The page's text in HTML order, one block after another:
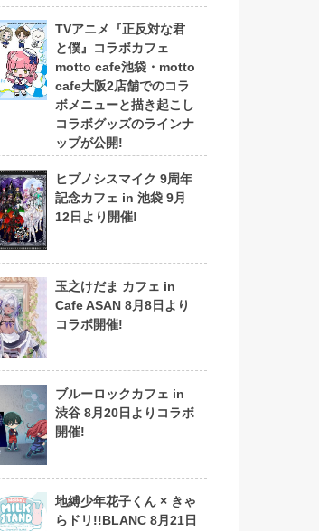
TVアニメ『正反対な君
と僕』コラボカフェ
motto cafe池袋・motto
cafe大阪2店舗でのコラ
ボメニューと描き起こし
コラボグッズのラインナ
ップが公開!
ヒプノシスマイク 9周年
記念カフェ in 池袋 9月
12日より開催!
玉之けだま カフェ in
Cafe ASAN 8月8日より
コラボ開催!
ブルーロックカフェ in
渋谷 8月20日よりコラボ
開催!
地縛少年花子くん × きゃ
らドリ!!BLANC 8月21日